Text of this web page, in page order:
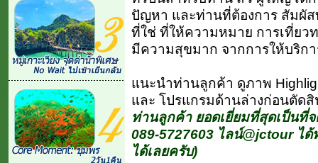
ปัญหา และท่านที่ต้องการ สัมผัส
ที่ใช่ ที่ให้ความหมาย การเที่ยว
มีความสุขมาก จากการให้บริกา
แนะนำท่านลูกค้า ดูภาพ
และ โปรแกรมด้านล่างก่อนตัดสิ
ท่านลูกค้า ยอดเยี่ยมที่สุดเป็นที่
089-5727603 ไลน์@jctour ไ
ได้เลยครับ)